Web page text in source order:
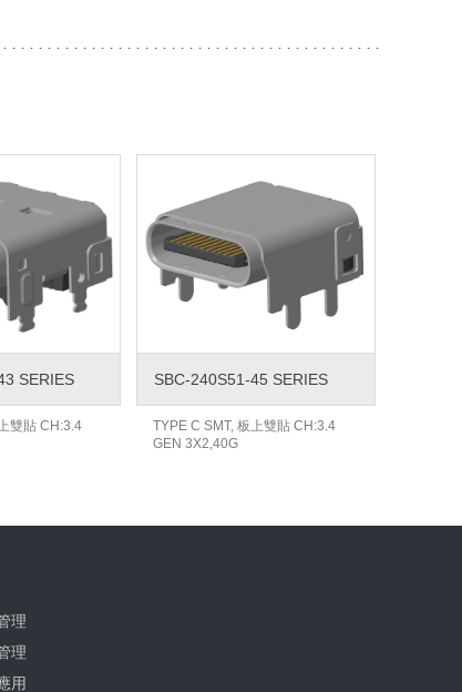
SERIES
雙貼 CH:3.4
SBC-240S51-45 SERIES
TYPE C SMT, 板上雙貼 CH:3.4
GEN 3X2,40G
理
理
用